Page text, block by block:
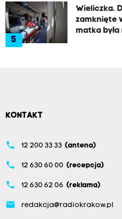
5
Wieliczka.
zamknięte
matka
KONTAKT
phone 12 200 33 33 (antena)
phone 12 630 60 00 (recepcja)
phone 12 630 62 06 (reklama)
email redakcja@radiokrakow.pl